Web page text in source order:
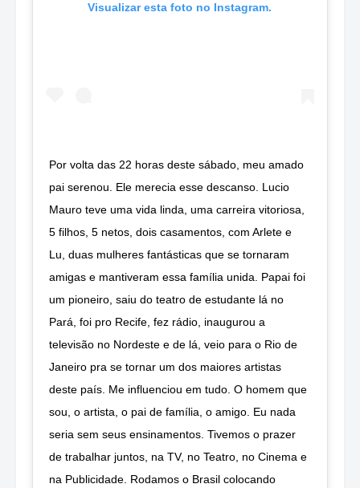
Visualizar esta foto no Instagram.
Por volta das 22 horas deste sábado, meu amado
pai serenou. Ele merecia esse descanso. Lucio
Mauro teve uma vida linda, uma carreira vitoriosa,
5 filhos, 5 netos, dois casamentos, com Arlete e
Lu, duas mulheres fantásticas que se tornaram
amigas e mantiveram essa família unida. Papai foi
um pioneiro, saiu do teatro de estudante lá no
Pará, foi pro Recife, fez rádio, inaugurou a
televisão no Nordeste e de lá, veio para o Rio de
Janeiro pra se tornar um dos maiores artistas
deste país. Me influenciou em tudo. O homem que
sou, o artista, o pai de família, o amigo. Eu nada
seria sem seus ensinamentos. Tivemos o prazer
de trabalhar juntos, na TV, no Teatro, no Cinema e
na Publicidade. Rodamos o Brasil colocando